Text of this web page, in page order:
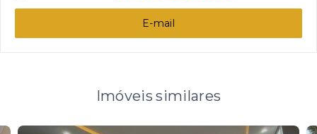
E-mail
Imóveis similares